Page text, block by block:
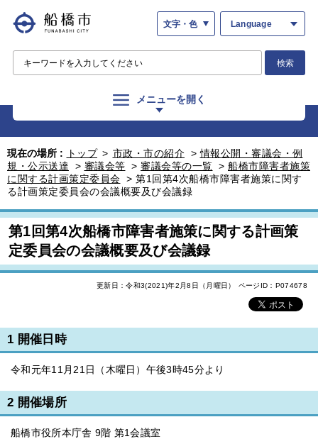
文字・色 Language
検索
メニューを開く
現在の場所 : トップ > 市政・市の紹介 >情報公開・審議会・例
規・公示送達
> 審議会等 > 審議会等の一覧 > 船橋市障害者施策
に関する計画策定委員会 > 第1回第4次船橋市障害者施策に関す
る計画策定委員会の会議概要及び会議録
第1回第4次船橋市障害者施策に関する計画策
定委員会の会議概要及び会議録
更新日：令和3(2021)年2月8日（月曜日） ページID：P074678
1 開催日時
令和元年11月21日（木曜日）午後3時45分より
2 開催場所
船橋市役所本庁舎 9階 第1会議室